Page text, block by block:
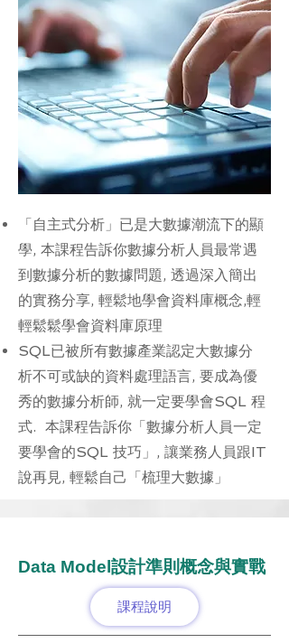
「自主式分析」已是大數據潮流下的顯
學, 本課程告訴你數據分析人員最常遇
到數據分析的數據問題, 透過深入簡出
的實務分享, 輕鬆地學會資料庫概念,輕
輕鬆鬆學會資料庫原理
SQL已被所有數據產業認定大數據分
析不可或缺的資料處理語言, 要成為優
秀的數據分析師, 就一定要學會SQL 程
式. 本課程告訴你「數據分析人員一定
要學會的SQL 技巧」, 讓業務人員跟IT
說再見, 輕鬆自己「梳理大數據」
Data Model設計準則概念與實戰
課程說明